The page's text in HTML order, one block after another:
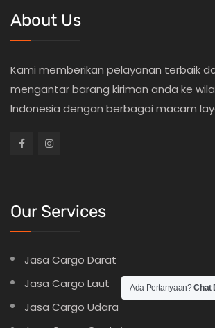
About Us
Kami memberikan pelayanan terbaik
mengantar barang kiriman anda ke
Indonesia dengan berbagai macam
Our Services
Jasa Cargo Darat
Jasa Cargo Laut
Jasa Cargo Udara
Ada Pertanyaan?Chat